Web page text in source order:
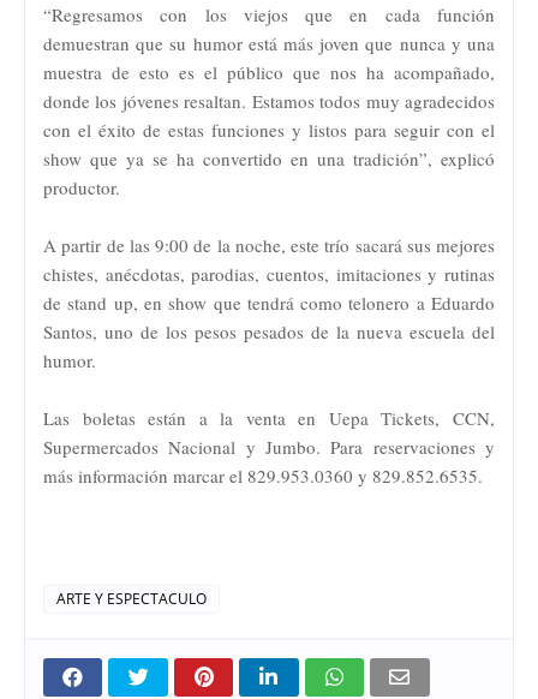
“Regresamos con los viejos que en cada función
demuestran que su humor está más joven que nunca y una
muestra de esto es el público que nos ha acompañado,
donde los jóvenes resaltan. Estamos todos muy agradecidos
con el éxito de estas funciones y listos para seguir con el
show que ya se ha convertido en una tradición”, explicó
productor.
A partir de las 9:00 de la noche, este trío sacará sus mejores
chistes, anécdotas, parodias, cuentos, imitaciones y rutinas
de stand up, en show que tendrá como telonero a Eduardo
Santos, uno de los pesos pesados de la nueva escuela del
humor.
Las boletas están a la venta en Uepa Tickets, CCN,
Supermercados Nacional y Jumbo. Para reservaciones y
más información marcar el 829.953.0360 y 829.852.6535.
ARTE Y ESPECTACULO